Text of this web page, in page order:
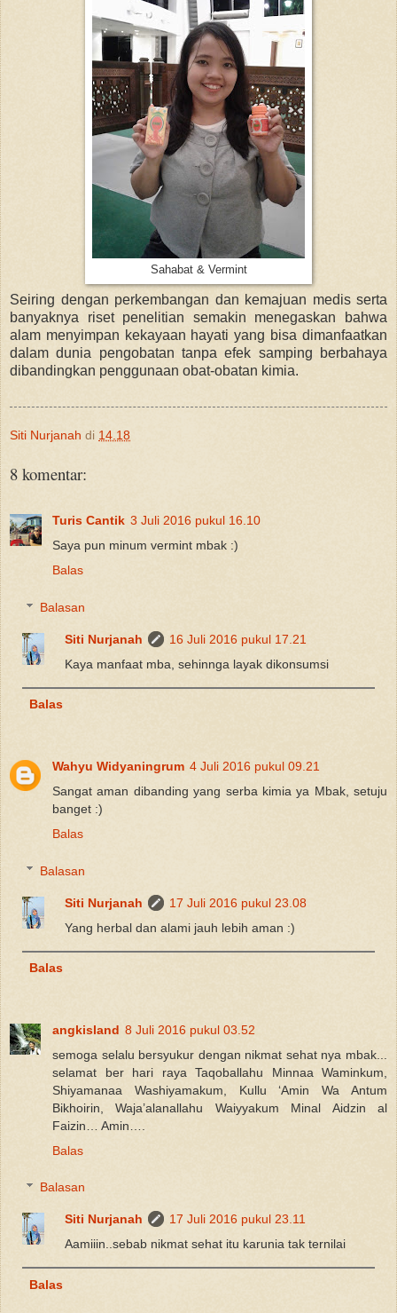
Sahabat & Vermint
Seiring dengan perkembangan dan kemajuan medis serta
banyaknya riset penelitian semakin menegaskan bahwa
alam menyimpan kekayaan hayati yang bisa dimanfaatkan
dalam dunia pengobatan tanpa efek samping berbahaya
dibandingkan penggunaan obat-obatan kimia.
Siti Nurjanah di 14.18
8 komentar:
Turis Cantik 3 Juli 2016 pukul 16.10
Saya pun minum vermint mbak :)
Balas
Balasan
Siti Nurjanah
16 Juli 2016 pukul 17.21
Kaya manfaat mba, sehinnga layak dikonsumsi
Balas
Wahyu Widyaningrum 4 Juli 2016 pukul 09.21
Sangat aman dibanding yang serba kimia ya Mbak, setuju
banget :)
Balas
Balasan
Siti Nurjanah
17 Juli 2016 pukul 23.08
Yang herbal dan alami jauh lebih aman :)
Balas
angkisland 8 Juli 2016 pukul 03.52
semoga selalu bersyukur dengan nikmat sehat nya mbak...
selamat ber hari raya Taqoballahu Minnaa Waminkum,
Shiyamanaa Washiyamakum, Kullu ‘Amin Wa Antum
Bikhoirin, Waja’alanallahu Waiyyakum Minal Aidzin al
Faizin… Amin….
Balas
Balasan
Siti Nurjanah
17 Juli 2016 pukul 23.11
Aamiiin..sebab nikmat sehat itu karunia tak ternilai
Balas